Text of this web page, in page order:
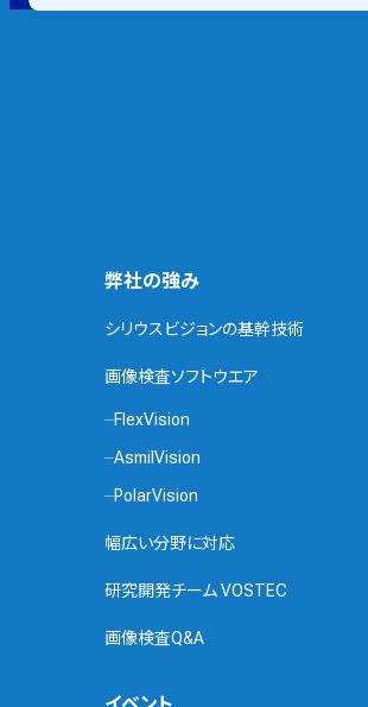
弊社の強み
シリウスビジョンの基幹技術
画像検査ソフトウエア
FlexVision
AsmilVision
PolarVision
幅広い分野に対応
研究開発チーム VOSTEC
画像検査Q&A